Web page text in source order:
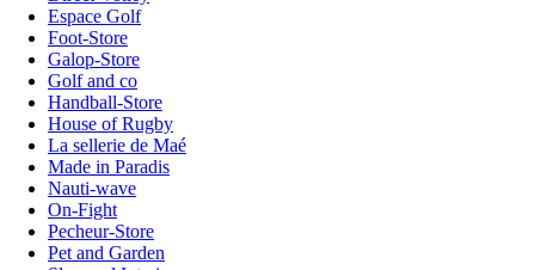
Espace Golf
Foot-Store
Galop-Store
Golf and co
Handball-Store
House of Rugby
La sellerie de Maé
Made in Paradis
Nauti-wave
On-Fight
Pecheur-Store
Pet and Garden